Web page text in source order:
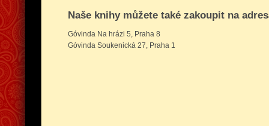
Naše knihy můžete také zakoupit na
Góvinda Na hrázi 5, Praha 8
Góvinda Soukenická 27, Praha 1